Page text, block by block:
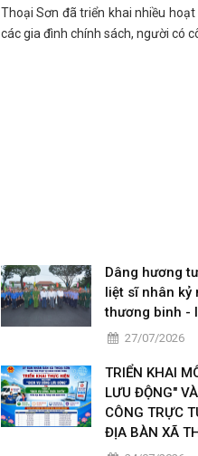
Thoại Sơn đã triển khai nhiều
các gia đình chính sách, người có
Dâng hương
liệt sĩ nhân kỷ
thương binh -
27/07/2026
TRIỂN KHAI
LƯU ĐỘNG"
CÔNG TRỰC
ĐỊA BÀN XÃ